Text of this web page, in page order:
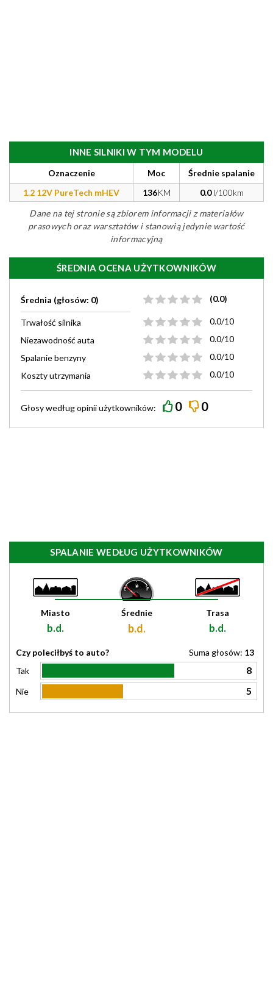
INNE SILNIKI W TYM MODELU
Oznaczenie Moc
Średnie spalanie
1.2 12V PureTech mHEV
136KM 0.0l/100km
Dane na tej stronie są zbiorem informacji z materiałów
prasowych oraz warsztatów i stanowią jedynie wartość
informacyjną
ŚREDNIA OCENA UŻYTKOWNIKÓW
Średnia (głosów: 0) (0.0)
Trwałość silnika
0.0/10
Niezawodność auta
0.0/10
Spalanie benzyny
0.0/10
Koszty utrzymania
0.0/10
Głosy wedługopiniiużytkowników: 0 0
SPALANIE WEDŁUG UŻYTKOWNIKÓW
Miasto
b.d.
Średnie
b.d.
Trasa
b.d.
Czy poleciłbyś to auto? Suma głosów: 13
Tak
8
Nie 5